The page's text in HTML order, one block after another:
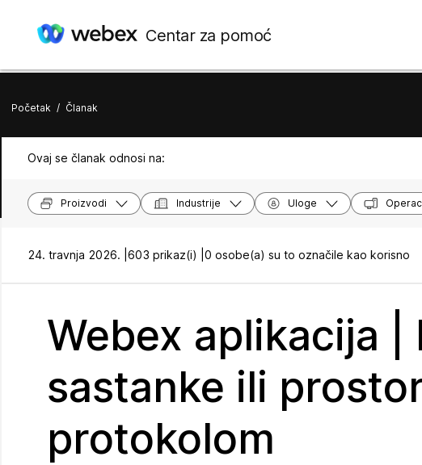
Centar za pomoć
Početak / Članak
Ovaj se članak odnosi na:
Proizvodi Industrije Uloge
24. travnja 2026. | 603 prikaz(i) | 0 osobe(a) su to označile kao korisno
Webex aplikacija
sastanke ili
protokolom